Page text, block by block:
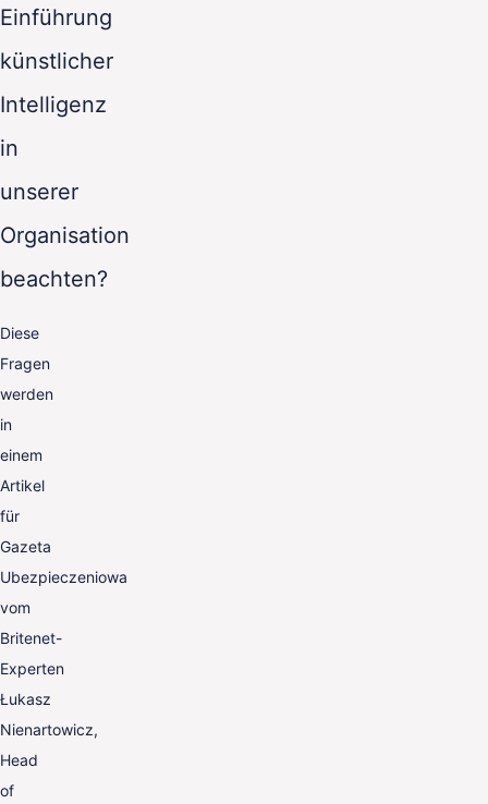
Einführung
künstlicher
Intelligenz
in
unserer
Organisation
beachten?
Diese
Fragen
werden
in
einem
Artikel
für
Gazeta
Ubezpieczeniowa
vom
Britenet-
Experten
Łukasz
Nienartowicz,
Head
of